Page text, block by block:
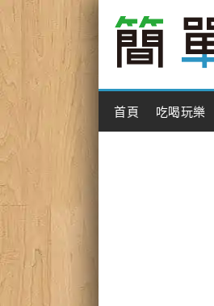
Main Menu
首頁 吃喝玩樂